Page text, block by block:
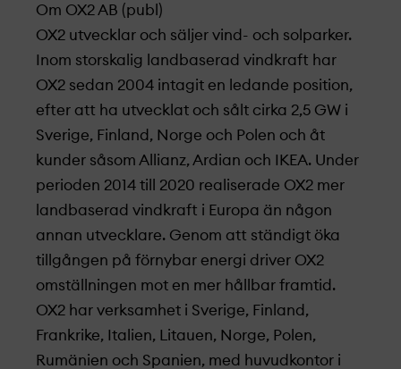
Om OX2 AB (publ)
OX2 utvecklar och säljer vind- och solparker.
Inom storskalig landbaserad vindkraft har
OX2 sedan 2004 intagit en ledande position,
efter att ha utvecklat och sålt cirka 2,5 GW i
Sverige, Finland, Norge och Polen och åt
kunder såsom Allianz, Ardian och IKEA. Under
perioden 2014 till 2020 realiserade OX2 mer
landbaserad vindkraft i Europa än någon
annan utvecklare. Genom att ständigt öka
tillgången på förnybar energi driver OX2
omställningen mot en mer hållbar framtid.
OX2 har verksamhet i Sverige, Finland,
Frankrike, Italien, Litauen, Norge, Polen,
Rumänien och Spanien, med huvudkontor i